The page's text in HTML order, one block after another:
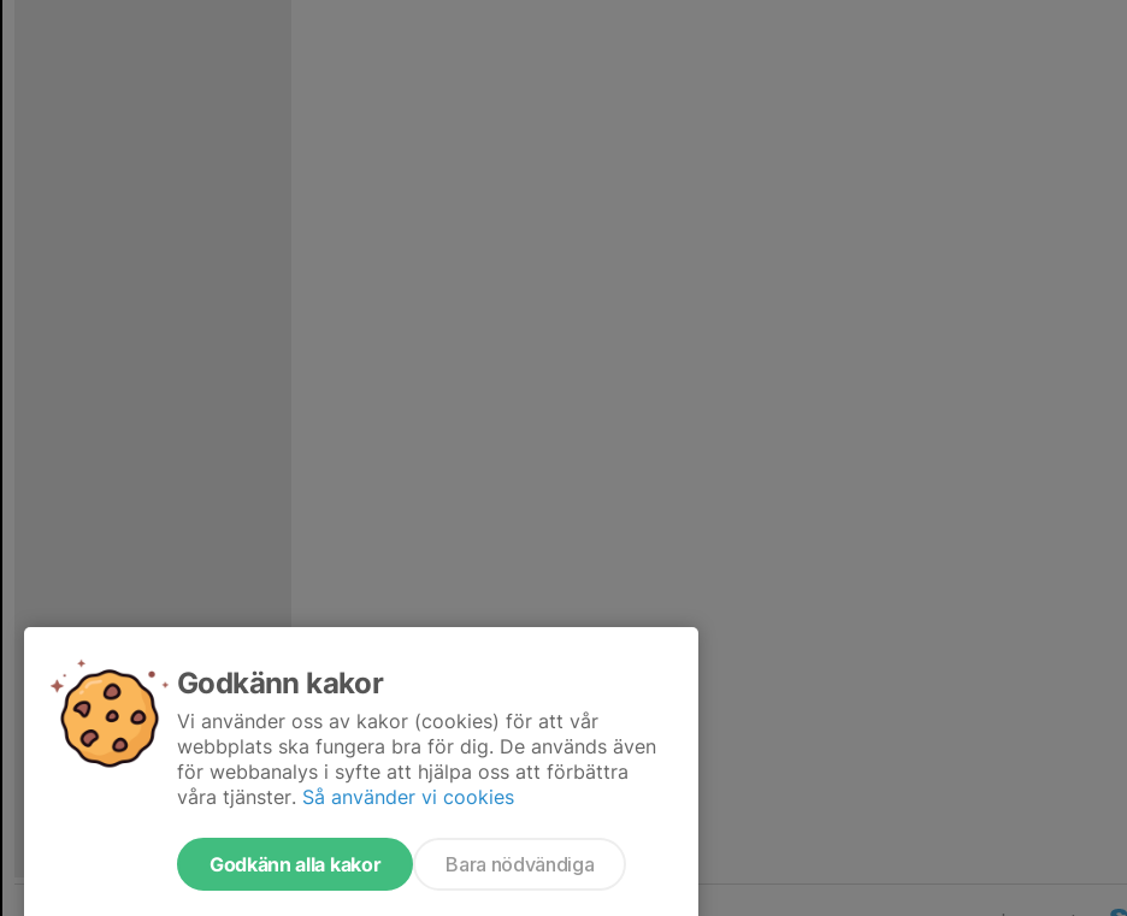
Godkänn kakor
Vi använder oss av kakor (cookies) för att vår
webbplats ska fungera bra för dig. De används även
för webbanalys i syfte att hjälpa oss att förbättra
våra tjänster. Så använder vi cookies
Godkänn alla kakor Bara nödvändiga